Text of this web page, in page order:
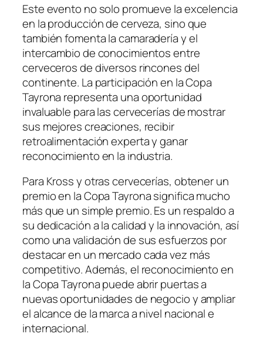
Este evento no solo promueve la excelencia
en la producción de cerveza, sino que
también fomenta la camaradería y el
intercambio de conocimientos entre
cerveceros de diversos rincones del
continente. La participación en la Copa
Tayrona representa una oportunidad
invaluable para las cervecerías de mostrar
sus mejores creaciones, recibir
retroalimentación experta y ganar
reconocimiento en la industria.
Para Kross y otras cervecerías, obtener un
premio en la Copa Tayrona significa mucho
más que un simple premio. Es un respaldo a
su dedicación a la calidad y la innovación, así
como una validación de sus esfuerzos por
destacar en un mercado cada vez más
competitivo. Además, el reconocimiento en
la Copa Tayrona puede abrir puertas a
nuevas oportunidades de negocio y ampliar
el alcance de la marca a nivel nacional e
internacional.